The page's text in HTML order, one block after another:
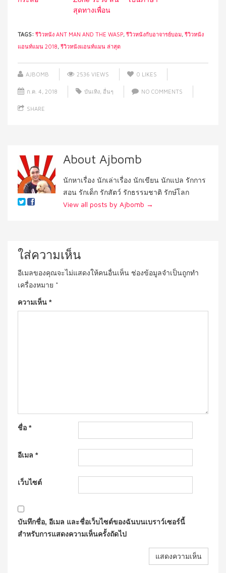
สุดทางเพื่อน
TAGS: รีวิวหนัง ANT MAN AND THE WASP, รีวิวหนังกับอาจารย์บอม, รีวิวหนัง
แอนท์แมน 2018, รีวิวหนังแอนท์แมน ล่าสุด
AJBOMB 2536 VIEWS 0 LIKES
ก.ค. 4, 2018 บันเทิง อื่นๆ NO COMMENTS
SHARE
About Ajbomb
นักหาเรื่อง นักเล่าเรื่อง นักเขียน นักแปล รักการ
สอน รักเด็ก รักสัตว์ รักธรรมชาติ รักษ์โลก
View all posts by Ajbomb →
ใส่ความเห็น
อีเมลของคุณจะไม่แสดงให้คนอื่นเห็น ช่องข้อมูลจำเป็นถูกทำ
เครื่องหมาย *
ความเห็น *
ชื่อ *
อีเมล *
เว็บไซต์
บันทึกชื่อ, อีเมล และชื่อเว็บไซต์ของฉันบนเบราว์เซอร์นี้
สำหรับการแสดงความเห็นครั้งถัดไป